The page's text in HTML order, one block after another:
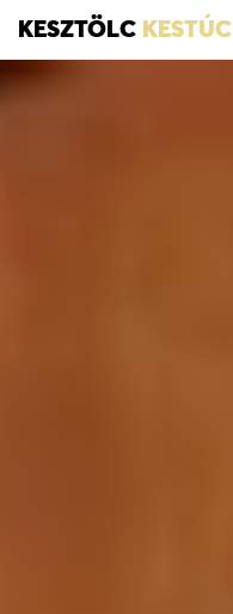
KESZTÖLC KESTÚC